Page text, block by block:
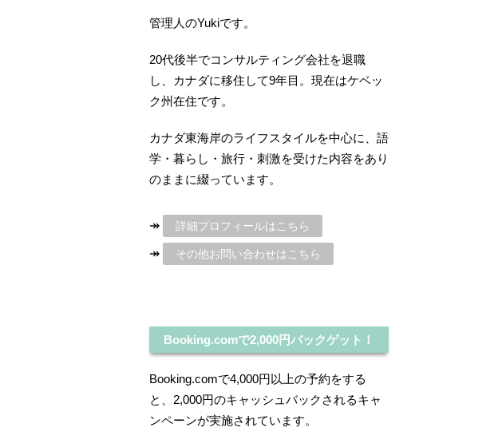
管理人のYukiです。
20代後半でコンサルティング会社を退職
し、カナダに移住して9年目。現在はケベッ
ク州在住です。
カナダ東海岸のライフスタイルを中心に、語
学・暮らし・旅行・刺激を受けた内容をあり
のままに綴っています。
↠ 詳細プロフィールはこちら
↠ その他お問い合わせはこちら
Booking.comで2,000円バックゲット！
Booking.comで4,000円以上の予約をする
と、2,000円のキャッシュバックされるキャ
ンペーンが実施されています。